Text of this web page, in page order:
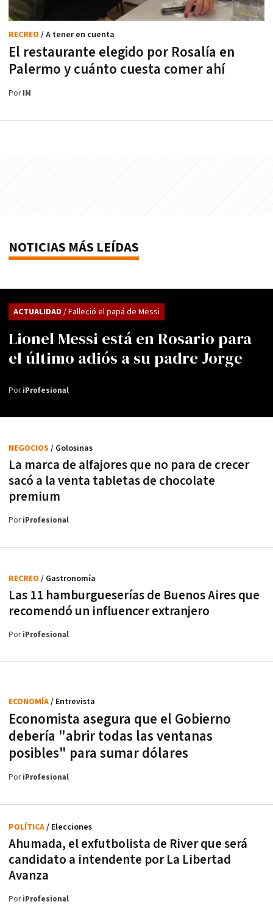
El restaurante elegido por Rosalía en
Palermo y cuánto cuesta comer ahí
RECREO / A tener en cuenta
PorIM
NOTICIAS MÁS LEÍDAS
Lionel Messi está en Rosario para
el último adiós a su padre Jorge
ACTUALIDAD / Falleció el papá de Messi
PoriProfesional
La marca de alfajores que no para de crecer
sacó a la venta tabletas de chocolate
premium
NEGOCIOS / Golosinas
PoriProfesional
Las 11 hamburgueserías de Buenos Aires que
recomendó un influencer extranjero
RECREO / Gastronomía
PoriProfesional
Economista asegura que el Gobierno
debería "abrir todas las ventanas
posibles" para sumar dólares
ECONOMÍA/ Entrevista
PoriProfesional
Ahumada, el exfutbolista de River que será
candidato a intendente por La Libertad
Avanza
POLÍTICA/ Elecciones
PoriProfesional